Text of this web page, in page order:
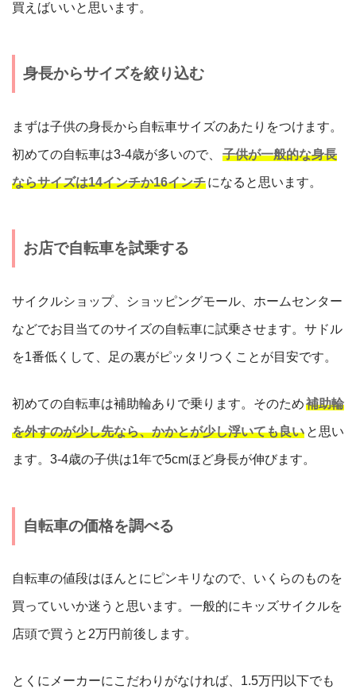
買えばいいと思います。
身長からサイズを絞り込む
まずは子供の身長から自転車サイズのあたりをつけます。
初めての自転車は3-4歳が多いので、 子供が一般的な身長
ならサイズは14インチか16インチになると思います。
お店で自転車を試乗する
サイクルショップ、ショッピングモール、ホームセンター
などでお目当てのサイズの自転車に試乗させます。サドル
を1番低くして、足の裏がピッタリつくことが目安です。
初めての自転車は補助輪ありで乗ります。そのため補助輪
を外すのが少し先なら、かかとが少し浮いても良い と思い
ます。3-4歳の子供は1年で5cmほど身長が伸びます。
自転車の価格を調べる
自転車の値段はほんとにピンキリなので、いくらのものを
買っていいか迷うと思います。一般的にキッズサイクルを
店頭で買うと2万円前後します。
とくにメーカーにこだわりがなければ、1.5万円以下でも